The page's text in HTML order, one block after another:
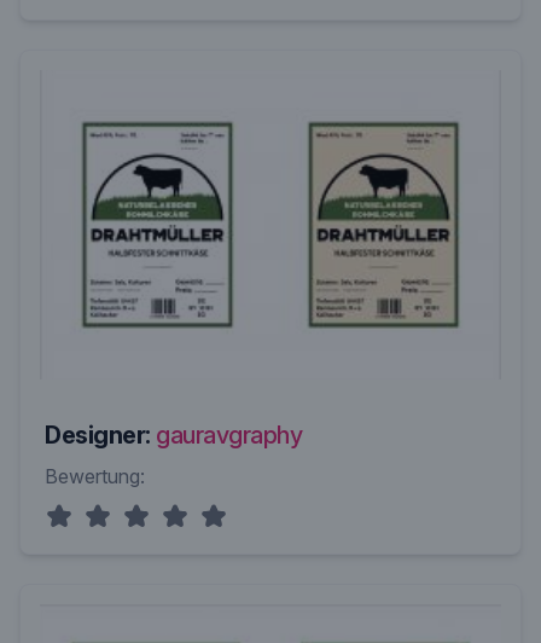
Designer: gauravgraphy
Bewertung: